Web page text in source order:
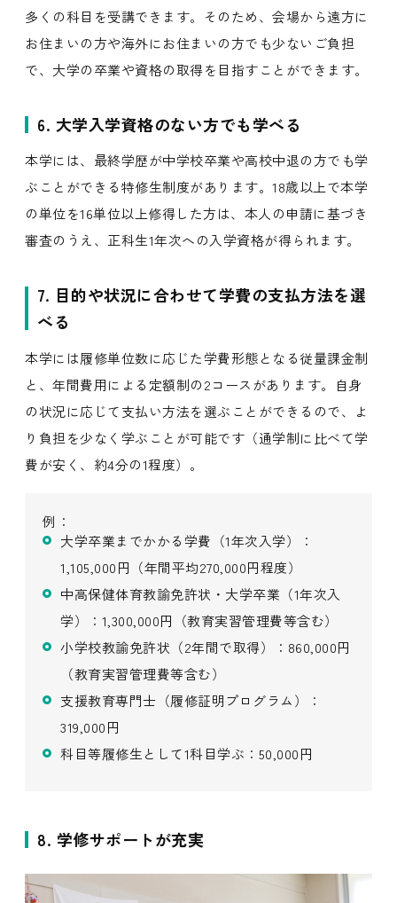
多くの科目を受講できます。そのため、会場から遠方に
お住まいの方や海外にお住まいの方でも少ないご負担
で、大学の卒業や資格の取得を目指すことができます。
6. 大学入学資格のない方でも学べる
本学には、最終学歴が中学校卒業や高校中退の方でも学
ぶことができる特修生制度があります。18歳以上で本学
の単位を16単位以上修得した方は、本人の申請に基づき
審査のうえ、正科生1年次への入学資格が得られます。
7. 目的や状況に合わせて学費の支払方法を選
べる
本学には履修単位数に応じた学費形態となる従量課金制
と、年間費用による定額制の2コースがあります。自身
の状況に応じて支払い方法を選ぶことができるので、よ
り負担を少なく学ぶことが可能です（通学制に比べて学
費が安く、約4分の1程度）。
例：
大学卒業までかかる学費（1年次入学）：
1,105,000円（年間平均270,000円程度）
中高保健体育教諭免許状・大学卒業（1年次入
学）：1,300,000円（教育実習管理費等含む）
小学校教諭免許状（2年間で取得）：860,000円
（教育実習管理費等含む）
支援教育専門士（履修証明プログラム）：
319,000円
科目等履修生として1科目学ぶ：50,000円
8. 学修サポートが充実